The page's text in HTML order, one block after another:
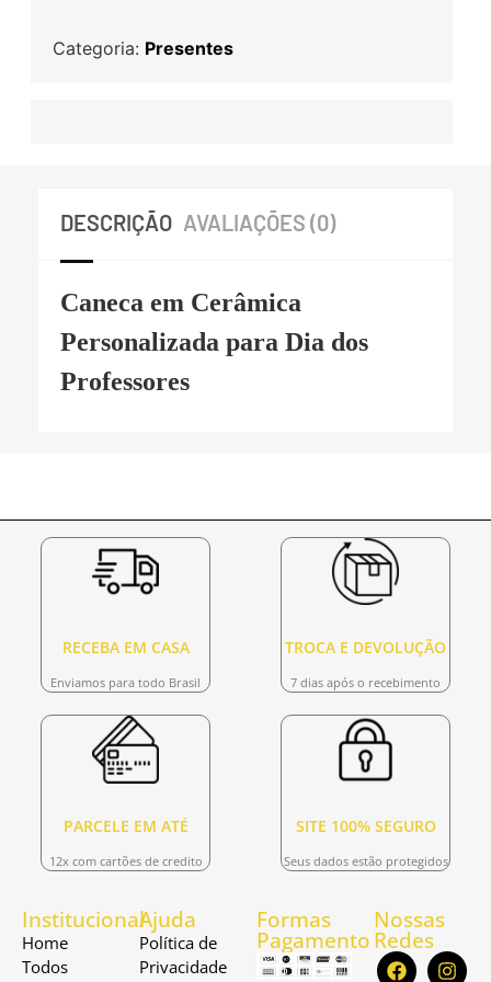
Categoria: Presentes
DESCRIÇÃO AVALIAÇÕES (0)
Caneca em Cerâmica
Personalizada para Dia dos
Professores
RECEBA EM CASA
Enviamos para todo Brasil
TROCA E DEVOLUÇÃO
7 dias após o recebimento
PARCELE EM ATÉ
12x com cartões de credito
SITE 100% SEGURO
Seus dados estão protegidos
Institucional
Home
Todos
Ajuda
Política de
Privacidade
Formas
Pagamento
Nossas
Redes